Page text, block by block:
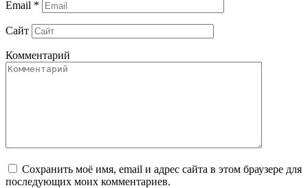
Email *
Сайт
Комментарий
Сохранить моё имя, email и адрес сайта в этом браузере для
последующих моих комментариев.